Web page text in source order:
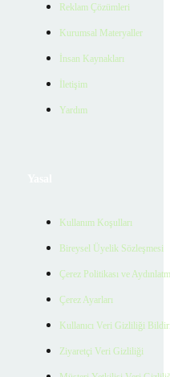
Reklam Çözümleri
Kurumsal Materyaller
İnsan Kaynakları
İletişim
Yardım
Kullanım Koşulları
Bireysel Üyelik Sözleşmesi
Çerez Politikası ve
Çerez Ayarları
Kullanıcı Veri Gizliliği
Ziyaretçi Veri Gizliliği